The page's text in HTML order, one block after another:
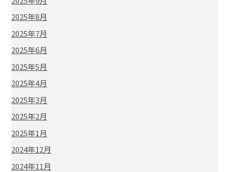
2025年8月
2025年7月
2025年6月
2025年5月
2025年4月
2025年3月
2025年2月
2025年1月
2024年12月
2024年11月